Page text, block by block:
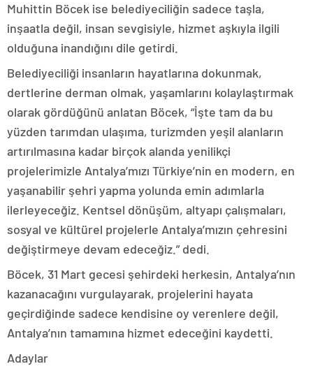
Muhittin Böcek ise belediyeciliğin sadece taşla,
inşaatla değil, insan sevgisiyle, hizmet aşkıyla ilgili
olduğuna inandığını dile getirdi.
Belediyeciliği insanların hayatlarına dokunmak,
dertlerine derman olmak, yaşamlarını kolaylaştırmak
olarak gördüğünü anlatan Böcek, “İşte tam da bu
yüzden tarımdan ulaşıma, turizmden yeşil alanların
artırılmasına kadar birçok alanda yenilikçi
projelerimizle Antalya’mızı Türkiye’nin en modern, en
yaşanabilir şehri yapma yolunda emin adımlarla
ilerleyeceğiz. Kentsel dönüşüm, altyapı çalışmaları,
sosyal ve kültürel projelerle Antalya’mızın çehresini
değiştirmeye devam edeceğiz.” dedi.
Böcek, 31 Mart gecesi şehirdeki herkesin, Antalya’nın
kazanacağını vurgulayarak, projelerini hayata
geçirdiğinde sadece kendisine oy verenlere değil,
Antalya’nın tamamına hizmet edeceğini kaydetti.
Adaylar